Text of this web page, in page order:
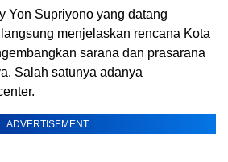
Yon Supriyono yang datang
menjelaskan rencana Kota
sarana dan prasarana
Salah satunya adanya
ADVERTISEMENT